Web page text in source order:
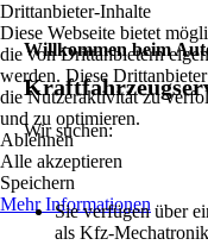
Willkommen beim
Wir suchen:
Sie verfügen über
als Kfz-
Drittanbieter-Inhalte
Diese Webseite bietet
die von Drittanbietern
werden. Diese
die Nutzeraktivität zu
und zu optimieren.
Ablehnen
Alle akzeptieren
Speichern
Mehr Informationen